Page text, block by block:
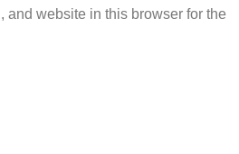
and website in this browser for the